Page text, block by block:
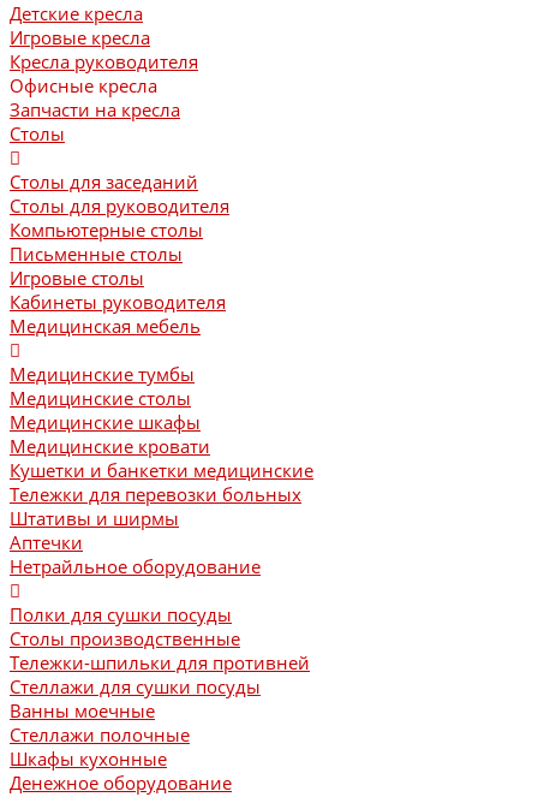
Детские кресла
Игровые кресла
Кресла руководителя
Офисные кресла
Запчасти на кресла
Столы
Столы для заседаний
Столы для руководителя
Компьютерные столы
Письменные столы
Игровые столы
Кабинеты руководителя
Медицинская мебель
Медицинские тумбы
Медицинские столы
Медицинские шкафы
Медицинские кровати
Кушетки и банкетки медицинские
Тележки для перевозки больных
Штативы и ширмы
Аптечки
Нетрайльное оборудование
Полки для сушки посуды
Столы производственные
Тележки-шпильки для противней
Стеллажи для сушки посуды
Ванны моечные
Стеллажи полочные
Шкафы кухонные
Денежное оборудование